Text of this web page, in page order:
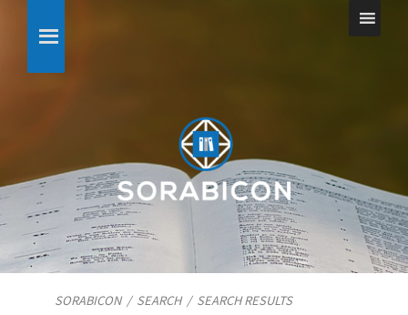
SORABICON/ SEARCH/ SEARCH RESULTS